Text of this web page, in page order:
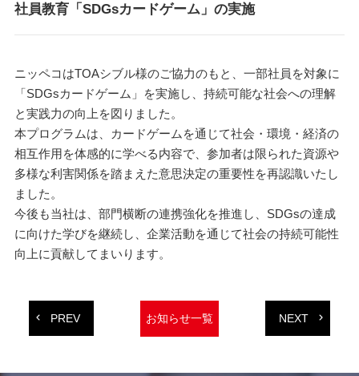
社員教育「SDGsカードゲーム」の実施
ニッペコはTOAシブル様のご協力のもと、一部社員を対象に
「SDGsカードゲーム」を実施し、持続可能な社会への理解
と実践力の向上を図りました。
本プログラムは、カードゲームを通じて社会・環境・経済の
相互作用を体感的に学べる内容で、参加者は限られた資源や
多様な利害関係を踏まえた意思決定の重要性を再認識いたし
ました。
今後も当社は、部門横断の連携強化を推進し、SDGsの達成
に向けた学びを継続し、企業活動を通じて社会の持続可能性
向上に貢献してまいります。
PREV お知らせ一覧 NEXT